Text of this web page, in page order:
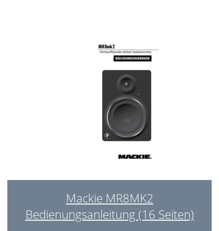
Mackie MR8MK2
Bedienungsanleitung (16 Seiten)